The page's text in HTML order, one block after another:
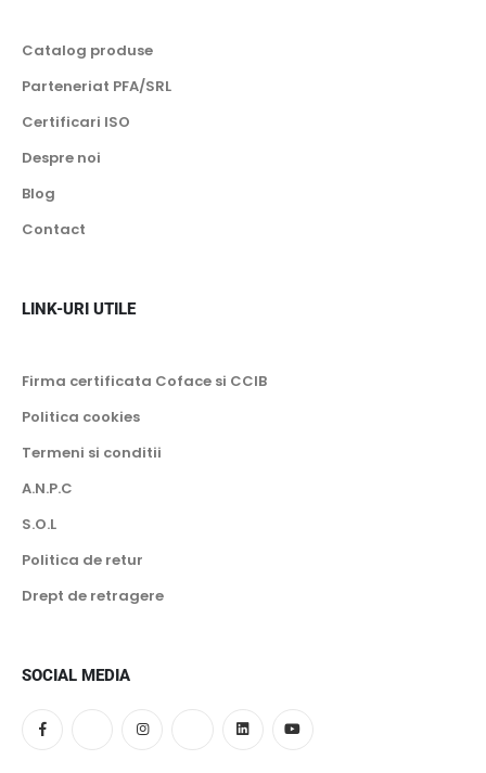
Catalog produse
Parteneriat PFA/SRL
Certificari ISO
Despre noi
Blog
Contact
LINK-URI UTILE
Firma certificata Coface si CCIB
Politica cookies
Termeni si conditii
A.N.P.C
S.O.L
Politica de retur
Drept de retragere
SOCIAL MEDIA